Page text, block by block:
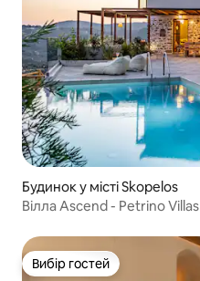
Будинок у місті Skopelos
Вілла Ascend - Petrino Villas
Вибір гостей
Вибір гостей